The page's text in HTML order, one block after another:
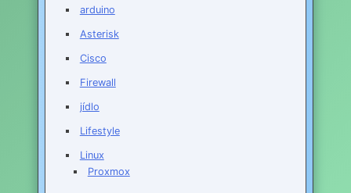
arduino
Asterisk
Cisco
Firewall
jídlo
Lifestyle
Linux
Proxmox